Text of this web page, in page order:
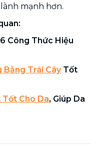
mạnh hơn.
Công Thức Hiệu
Bằng Trái CâyTốt
Tốt Cho Da, Giúp Da